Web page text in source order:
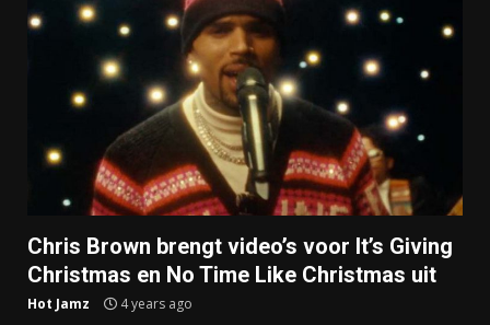
Chris Brown brengt video’s voor It’s Giving
Christmas en No Time Like Christmas uit
Hot Jamz 4 years ago